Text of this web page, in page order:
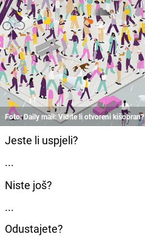
Foto: Daily mail: Vidite li otvoreni kišobran?
Jeste li uspjeli?
...
Niste još?
...
Odustajete?